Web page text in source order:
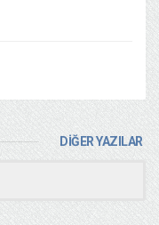
DİĞER YAZILAR